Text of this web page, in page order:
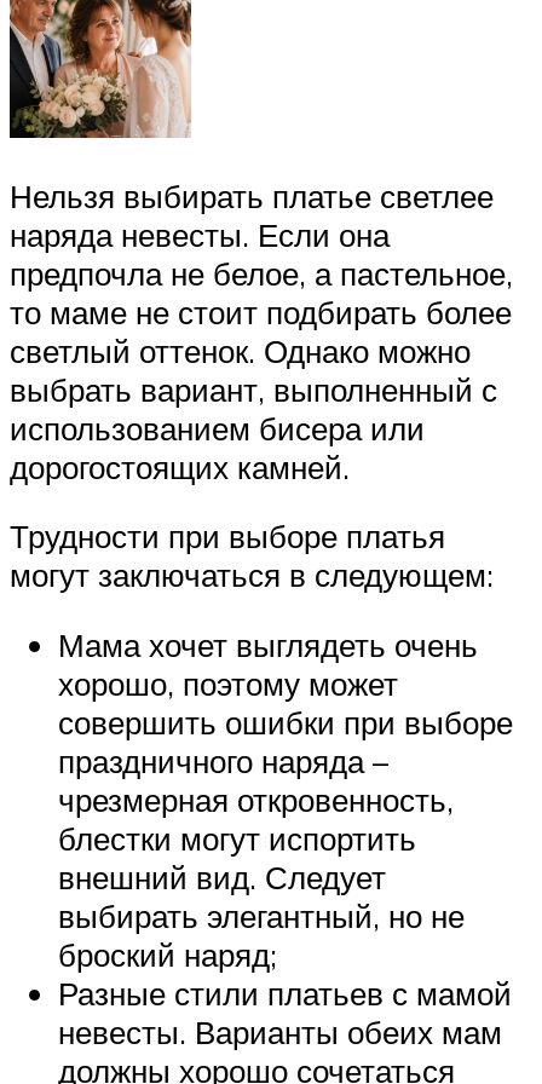
Нельзя выбирать платье светлее
наряда невесты. Если она
предпочла не белое, а пастельное,
то маме не стоит подбирать более
светлый оттенок. Однако можно
выбрать вариант, выполненный с
использованием бисера или
дорогостоящих камней.
Трудности при выборе платья
могут заключаться в следующем:
Мама хочет выглядеть очень
хорошо, поэтому может
совершить ошибки при выборе
праздничного наряда –
чрезмерная откровенность,
блестки могут испортить
внешний вид. Следует
выбирать элегантный, но не
броский наряд;
Разные стили платьев с мамой
невесты. Варианты обеих мам
должны хорошо сочетаться